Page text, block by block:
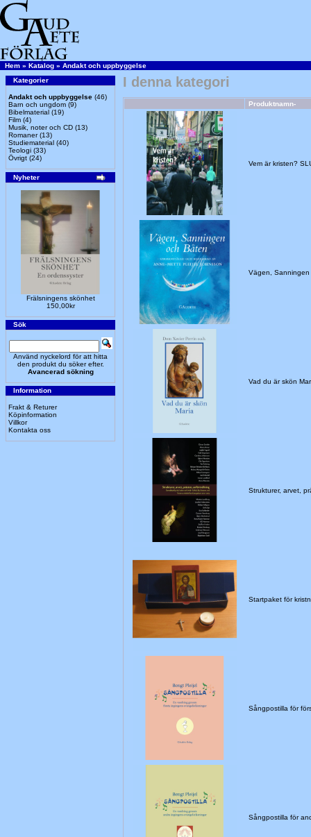
Hem » Katalog » Andakt och uppbyggelse
Kategorier
Andakt och uppbyggelse (46)
Barn och ungdom (9)
Bibelmaterial (19)
Film (4)
Musik, noter och CD (13)
Romaner(13)
Studiematerial (40)
Teologi (33)
Övrigt (24)
Nyheter
Frälsningens skönhet
150,00kr
Sök
Använd nyckelord för att hitta
den produkt du söker efter.
Avancerad sökning
Information
Frakt & Returer
Köpinformation
Villkor
Kontakta oss
I denna kategori
Produktnamn-
Vem är kristen?
Vägen,
Vad du är skön
Strukturer, arvet,
Startpaket för
Sångpostilla för
Sångpostilla för